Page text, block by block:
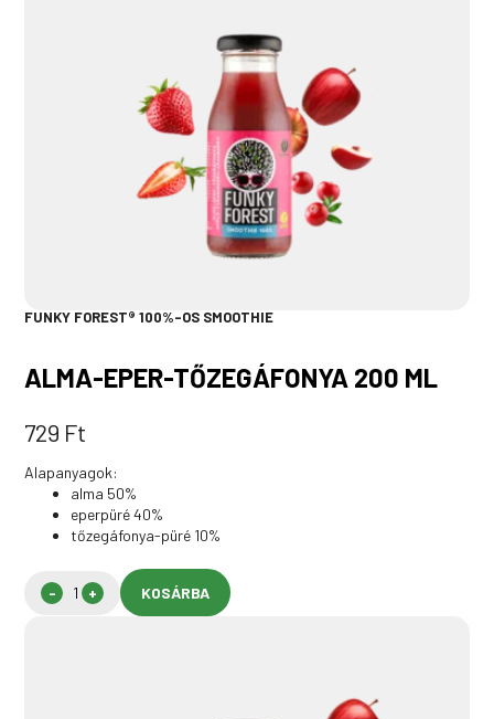
FUNKY FOREST® 100%-OS SMOOTHIE
ALMA-EPER-TŐZEGÁFONYA 200 ML
729 Ft
Alapanyagok:
alma 50%
eperpüré 40%
tőzegáfonya-püré 10%
KOSÁRBA